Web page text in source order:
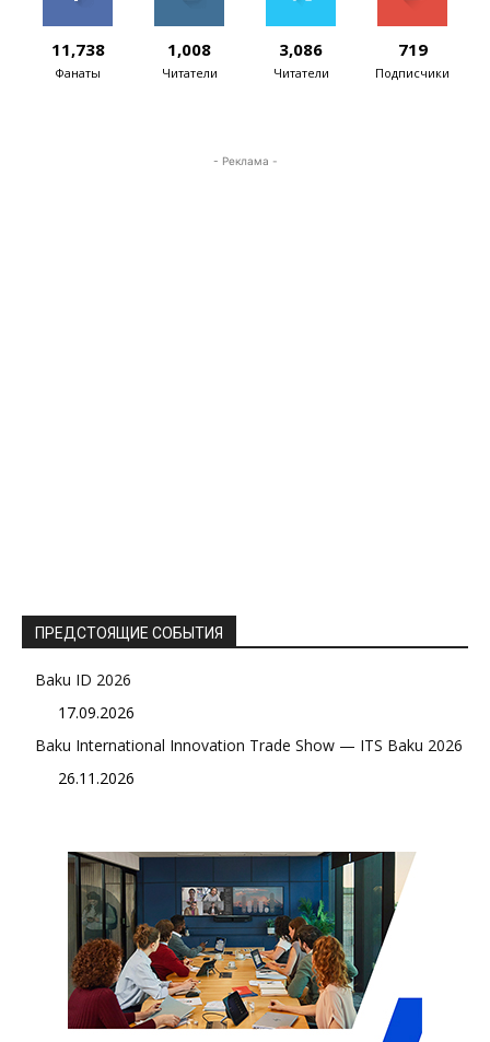
11,738
Фанаты
1,008
Читатели
3,086
Читатели
719
Подписчики
- Реклама -
ПРЕДСТОЯЩИЕ СОБЫТИЯ
Baku ID 2026
17.09.2026
Baku International Innovation Trade Show — ITS Baku 2026
26.11.2026